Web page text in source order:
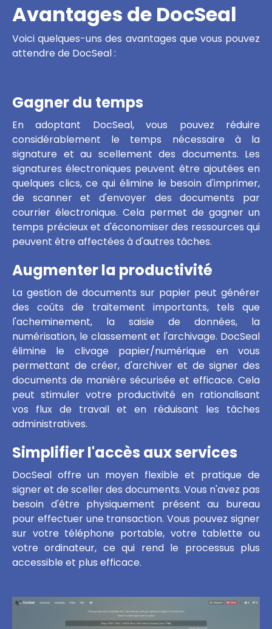
Avantages de DocSeal
Voici quelques-uns des avantages que vous pouvez
attendre de DocSeal :
Gagner du temps
En adoptant DocSeal, vous pouvez réduire
considérablement le temps nécessaire à la
signature et au scellement des documents. Les
signatures électroniques peuvent être ajoutées en
quelques clics, ce qui élimine le besoin d'imprimer,
de scanner et d'envoyer des documents par
courrier électronique. Cela permet de gagner un
temps précieux et d'économiser des ressources qui
peuvent être affectées à d'autres tâches.
Augmenter la productivité
La gestion de documents sur papier peut générer
des coûts de traitement importants, tels que
l'acheminement, la saisie de données, la
numérisation, le classement et l'archivage. DocSeal
élimine le clivage papier/numérique en vous
permettant de créer, d'archiver et de signer des
documents de manière sécurisée et efficace. Cela
peut stimuler votre productivité en rationalisant
vos flux de travail et en réduisant les tâches
administratives.
Simplifier l'accès aux services
DocSeal offre un moyen flexible et pratique de
signer et de sceller des documents. Vous n'avez pas
besoin d'être physiquement présent au bureau
pour effectuer une transaction. Vous pouvez signer
sur votre téléphone portable, votre tablette ou
votre ordinateur, ce qui rend le processus plus
accessible et plus efficace.